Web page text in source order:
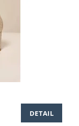
DETAIL